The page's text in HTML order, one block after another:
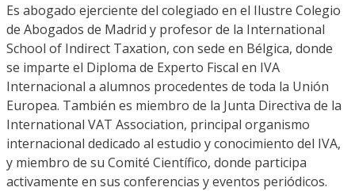
Es abogado ejerciente del colegiado en el Ilustre Colegio
de Abogados de Madrid y profesor de la International
School of Indirect Taxation, con sede en Bélgica, donde
se imparte el Diploma de Experto Fiscal en IVA
Internacional a alumnos procedentes de toda la Unión
Europea. También es miembro de la Junta Directiva de la
International VAT Association, principal organismo
internacional dedicado al estudio y conocimiento del IVA,
y miembro de su Comité Científico, donde participa
activamente en sus conferencias y eventos periódicos.